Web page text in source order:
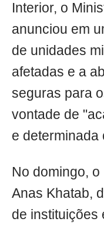
Interior, o
anunciou em
de unidades
afetadas e a
seguras para
vontade de
e determinada
No domingo,
Anas Khatab,
de instituições